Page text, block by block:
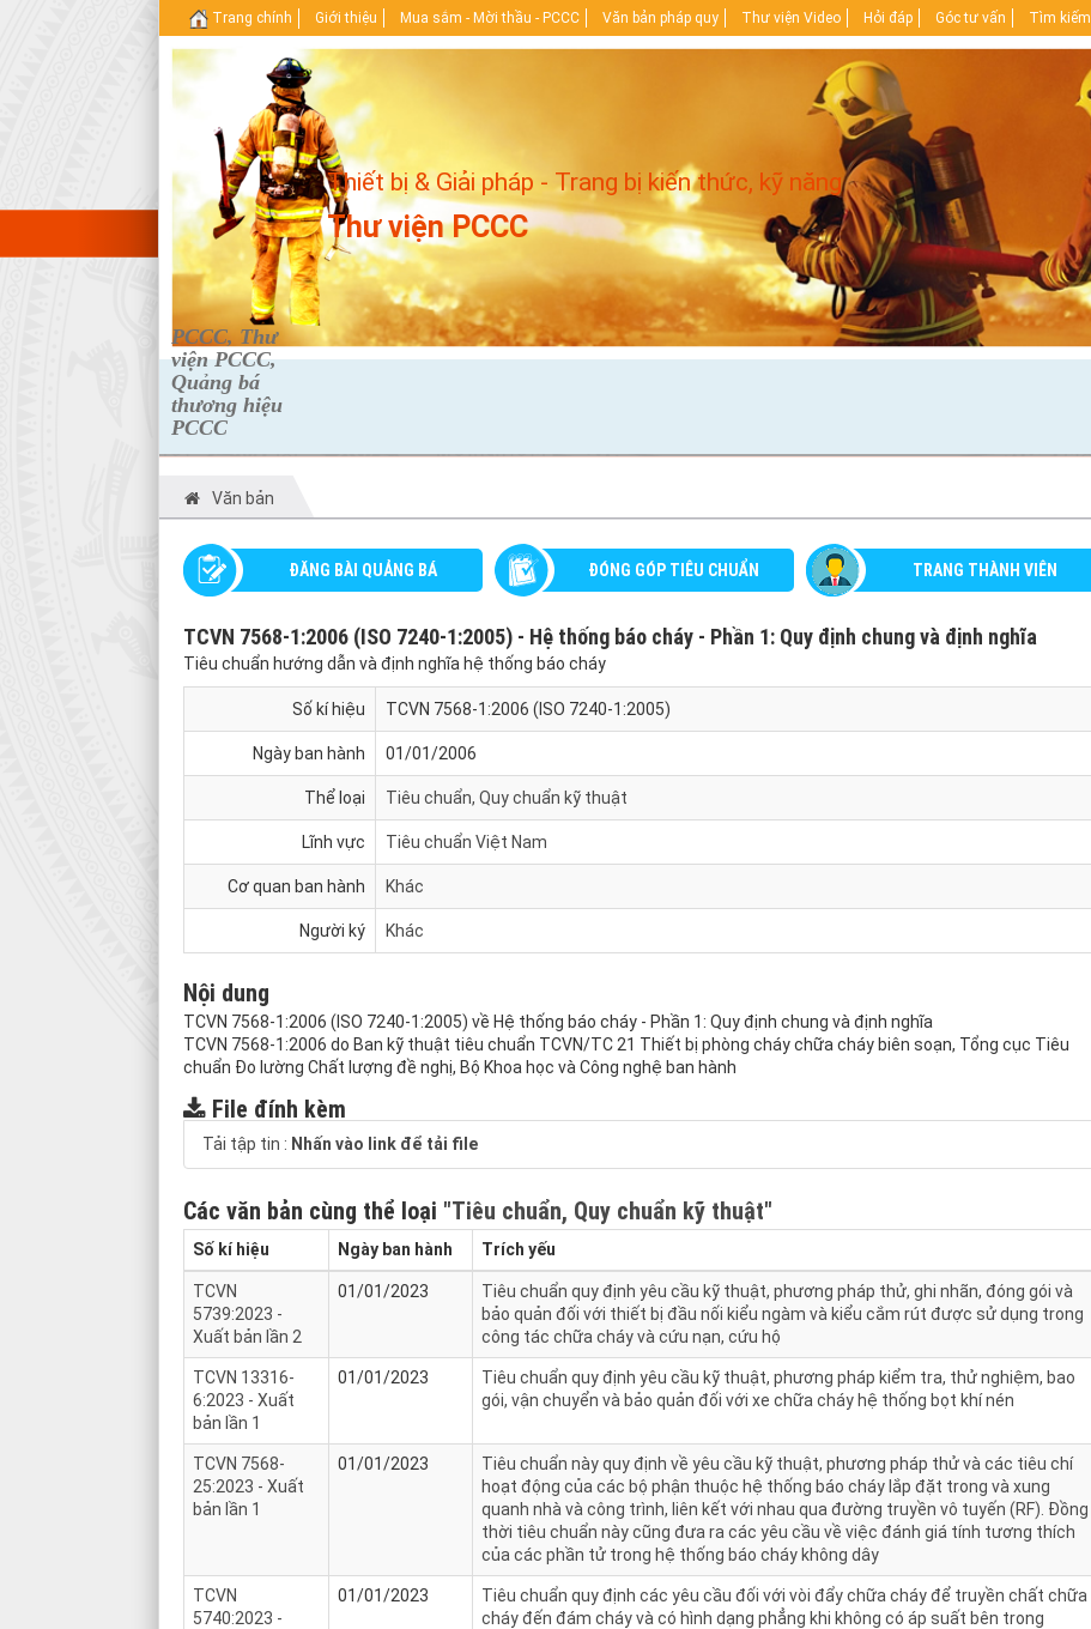
PCCC, Thư
viện PCCC,
Quảng bá
thương hiệu
PCCC
Thiết bị & Giải pháp - Trang bị kiến thức, kỹ năng
Thư viện PCCC
Trang chính Giới thiệu Mua sắm - Mời thầu - PCCC Văn bản pháp quy Thư viện Video Hỏi đáp Góc tư vấn Tìm kiếm
Văn bản
ĐĂNG BÀI QUẢNG BÁ ĐÓNG GÓP TIÊU CHUẨN TRANG THÀNH VIÊN
TCVN 7568-1:2006 (ISO 7240-1:2005) - Hệ thống báo cháy - Phần 1: Quy định chung và định nghĩa
Tiêu chuẩn hướng dẫn và định nghĩa hệ thống báo cháy
Số kí hiệu TCVN 7568-1:2006 (ISO 7240-1:2005)
Ngày ban hành 01/01/2006
Thể loại Tiêu chuẩn, Quy chuẩn kỹ thuật
Lĩnh vực Tiêu chuẩn Việt Nam
Cơ quan ban hành Khác
Người ký Khác
Nội dung
TCVN 7568-1:2006 (ISO 7240-1:2005) về Hệ thống báo cháy - Phần 1: Quy định chung và định nghĩa
TCVN 7568-1:2006 do Ban kỹ thuật tiêu chuẩn TCVN/TC 21 Thiết bị phòng cháy chữa cháy biên soạn, Tổng cục Tiêu
chuẩn Đo lường Chất lượng đề nghị, Bộ Khoa học và Công nghệ ban hành
File đính kèm
Tải tập tin : Nhấn vào link để tải file
Các văn bản cùng thể loại "Tiêu chuẩn, Quy chuẩn kỹ thuật"
Số kí hiệu Ngày ban hành Trích yếu
TCVN
5739:2023 -
Xuất bản lần 2
01/01/2023
Tiêu chuẩn quy định yêu cầu kỹ thuật, phương pháp thử, ghi nhãn, đóng gói và
bảo quản đối với thiết bị đầu nối kiểu ngàm và kiểu cắm rút được sử dụng trong
công tác chữa cháy và cứu nạn, cứu hộ
TCVN 13316-
6:2023 - Xuất
bản lần 1
01/01/2023
Tiêu chuẩn quy định yêu cầu kỹ thuật, phương pháp kiểm tra, thử nghiệm, bao
gói, vận chuyển và bảo quản đối với xe chữa cháy hệ thống bọt khí nén
TCVN 7568-
25:2023 - Xuất
bản lần 1
01/01/2023
Tiêu chuẩn này quy định về yêu cầu kỹ thuật, phương pháp thử và các tiêu chí
hoạt động của các bộ phận thuộc hệ thống báo cháy lắp đặt trong và xung
quanh nhà và công trình, liên kết với nhau qua đường truyền vô tuyến (RF). Đồng
thời tiêu chuẩn này cũng đưa ra các yêu cầu về việc đánh giá tính tương thích
của các phần tử trong hệ thống báo cháy không dây
TCVN
5740:2023 -
01/01/2023
Tiêu chuẩn quy định các yêu cầu đối với vòi đẩy chữa cháy để truyền chất chữa
cháy đến đám cháy và có hình dạng phẳng khi không có áp suất bên trong